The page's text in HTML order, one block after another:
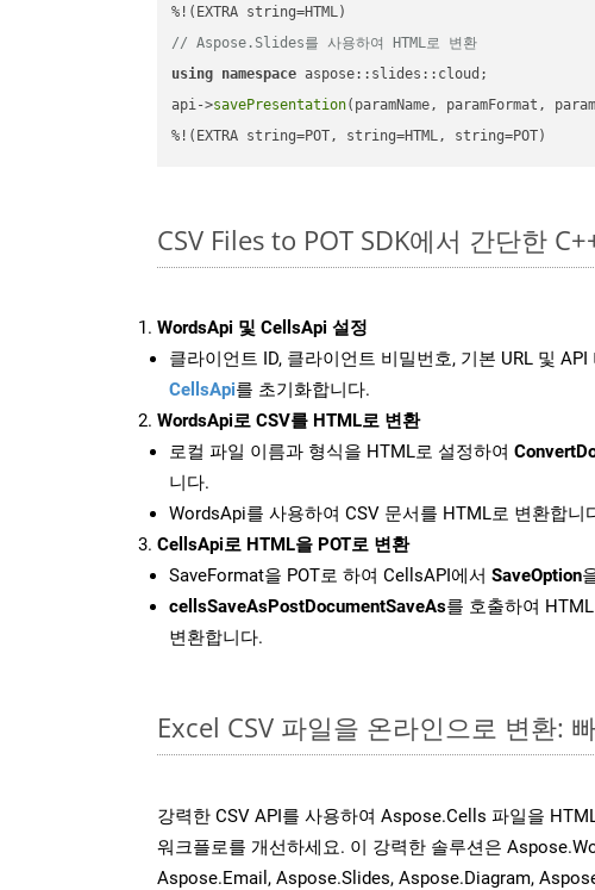
// Aspose.Slides를 사용하여 HTML로 변환
using namespace aspose::slides::cloud;
api->savePresentation(paramName, paramFormat,
%!(EXTRA string=POT, string=HTML, string=POT)
CSV Files to POT SDK에서 간단한
WordsApi 및 CellsApi 설정
클라이언트 ID, 클라이언트 비밀번호, 기본 URL 및 API
CellsApi를 초기화합니다.
WordsApi로 CSV를 HTML로 변환
로컬 파일 이름과 형식을 HTML로 설정하여
니다.
WordsApi를 사용하여 CSV 문서를 HTML로 변환합니
CellsApi로 HTML을 POT로 변환
SaveFormat을 POT로 하여 CellsAPI에서 SaveOption
cellsSaveAsPostDocumentSaveAs를 호출하여
변환합니다.
Excel CSV 파일을 온라인으로 변환:
강력한 CSV API를 사용하여 Aspose.Cells 파일을
워크플로를 개선하세요. 이 강력한 솔루션은
Aspose.Email, Aspose.Slides, Aspose.Diagram,